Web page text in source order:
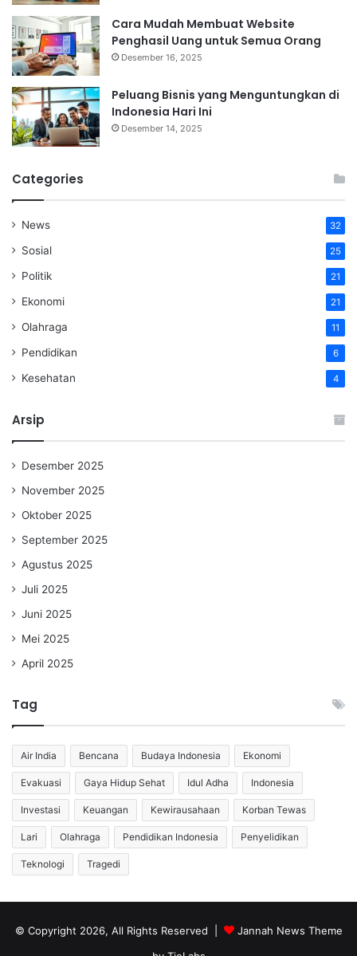
Cara Mudah Membuat Website
Penghasil Uang untuk Semua Orang
Desember 16, 2025
Peluang Bisnis yang Menguntungkan di
Indonesia Hari Ini
Desember 14, 2025
Categories
News 32
Sosial 25
Politik 21
Ekonomi 21
Olahraga 11
Pendidikan 6
Kesehatan 4
Arsip
Desember 2025
November 2025
Oktober 2025
September 2025
Agustus 2025
Juli 2025
Juni 2025
Mei 2025
April 2025
Tag
Air India Bencana Budaya Indonesia Ekonomi
Evakuasi Gaya Hidup Sehat Idul Adha Indonesia
Investasi Keuangan Kewirausahaan Korban Tewas
Lari Olahraga Pendidikan Indonesia Penyelidikan
Teknologi Tragedi
© Copyright 2026, All Rights Reserved |
Jannah News Theme